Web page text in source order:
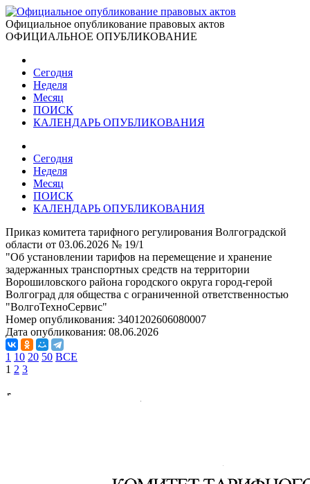
Официальное опубликование правовых актов
ОФИЦИАЛЬНОЕ ОПУБЛИКОВАНИЕ
Сегодня
Неделя
Месяц
ПОИСК
КАЛЕНДАРЬ ОПУБЛИКОВАНИЯ
Сегодня
Неделя
Месяц
ПОИСК
КАЛЕНДАРЬ ОПУБЛИКОВАНИЯ
Приказ комитета тарифного регулирования Волгоградской
области от 03.06.2026 № 19/1
"Об установлении тарифов на перемещение и хранение
задержанных транспортных средств на территории
Ворошиловского района городского округа город-герой
Волгоград для общества с ограниченной ответственностью
"ВолгоТехноСервис"
Номер опубликования: 3401202606080007
Дата опубликования: 08.06.2026
1 10 20 50 ВСЕ
1 2 3